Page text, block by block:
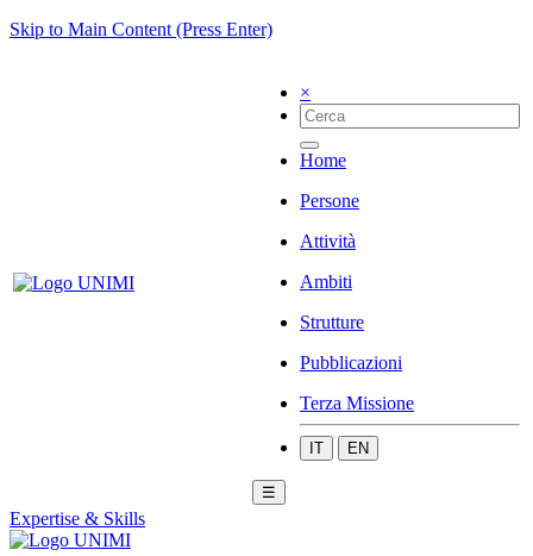
Skip to Main Content (Press Enter)
×
Home
Persone
Attività
Ambiti
Strutture
Pubblicazioni
Terza Missione
IT EN
☰
Expertise & Skills